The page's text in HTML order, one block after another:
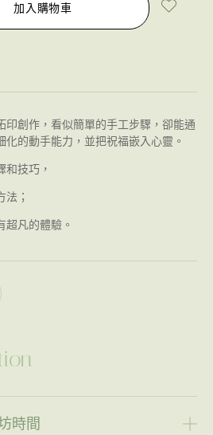
加入購物車
印創作，看似簡單的手工步驟，卻能通
的動手能力，並把祝福嵌入心靈。
和技巧，
法；
超凡的體驗。
時間